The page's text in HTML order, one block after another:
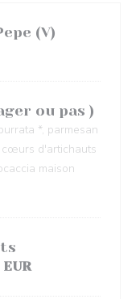
(V)
ou pas )
*, parmesan
cœurs d'artichauts
maison
EUR